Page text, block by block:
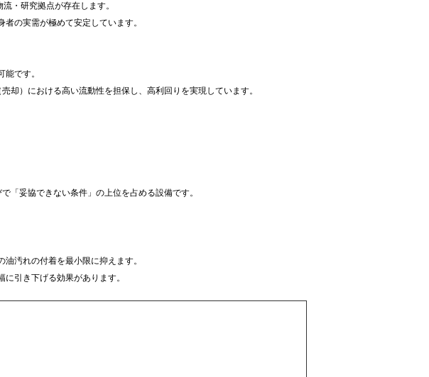
・研究拠点が存在します。
の実需が極めて安定しています。
です。
却）における高い流動性を担保し、高利回りを実現しています。
「妥協できない条件」の上位を占める設備です。
汚れの付着を最小限に抑えます。
引き下げる効果があります。